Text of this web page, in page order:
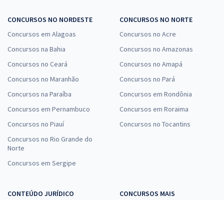
CONCURSOS NO NORDESTE
Concursos em Alagoas
Concursos na Bahia
Concursos no Ceará
Concursos no Maranhão
Concursos na Paraíba
Concursos em Pernambuco
Concursos no Piauí
Concursos no Rio Grande do
Norte
Concursos em Sergipe
CONCURSOS NO NORTE
Concursos no Acre
Concursos no Amazonas
Concursos no Amapá
Concursos no Pará
Concursos em Rondônia
Concursos em Roraima
Concursos no Tocantins
CONTEÚDO JURÍDICO
CONCURSOS MAIS